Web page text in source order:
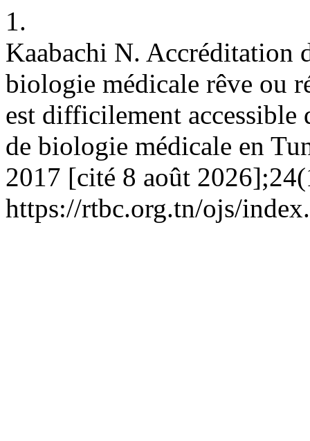
1.
Kaabachi N. Accréditation
biologie médicale rêve ou
est difficilement accessible
de biologie médicale en
2017 [cité 8 août
https://rtbc.org.tn/ojs/